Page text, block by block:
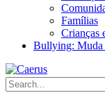
Famílias
Crianças
Bullying: Muda